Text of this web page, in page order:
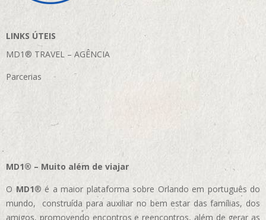
LINKS ÚTEIS
MD1® TRAVEL – AGÊNCIA
Parcerias
MD1® – Muito além de viajar
O MD1® é a maior plataforma sobre Orlando em português do
mundo, construída para auxiliar no bem estar das famílias, dos
amigos, promovendo encontros e reencontros, além de gerar as